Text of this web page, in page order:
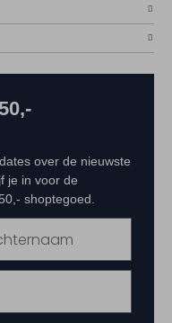
over de nieuwste
je in voor de
shoptegoed.